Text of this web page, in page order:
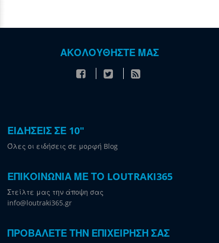
ΑΚΟΛΟΥΘΗΣΤΕ ΜΑΣ
ΕΙΔΗΣΕΙΣ ΣΕ 10"
Όλες οι ειδήσεις σε μορφή Blog
ΕΠΙΚΟΙΝΩΝΙΑ ΜΕ ΤΟ LOUTRAKI365
Στείλτε μας την άποψη σας
info@loutraki365.gr
ΠΡΟΒΑΛΕΤΕ ΤΗΝ ΕΠΙΧΕΙΡΗΣΗ ΣΑΣ